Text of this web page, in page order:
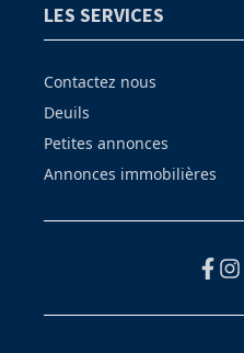
LES SERVICES
Contactez nous
Deuils
Petites annonces
Annonces immobilières